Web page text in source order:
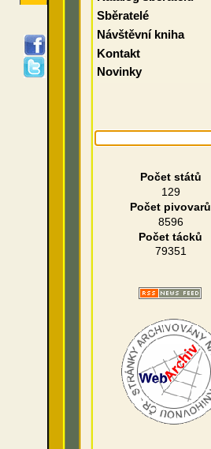
Sběratelé
Návštěvní kniha
Kontakt
Novinky
Počet států
129
Počet pivovarů
8596
Počet tácků
79351